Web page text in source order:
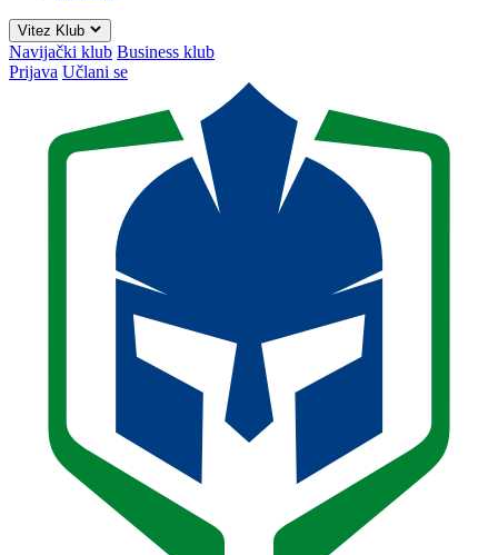
Vitez Klub
Navijački klub Business klub
Prijava Učlani se